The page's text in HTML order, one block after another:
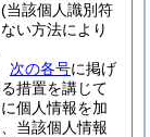
(当該個人識別符
い方法により
次の各号に掲げ
措置を講じて
個人情報を加
当該個人情報